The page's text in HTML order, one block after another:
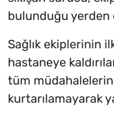
bulunduğu yerden
Sağlık ekiplerinin
hastaneye
tüm
kurtarılamayarak